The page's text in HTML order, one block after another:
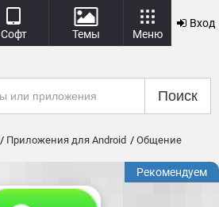
Софт Темы Меню
Вход
Поиск
Приложения для Android Общение
Рекомендуем